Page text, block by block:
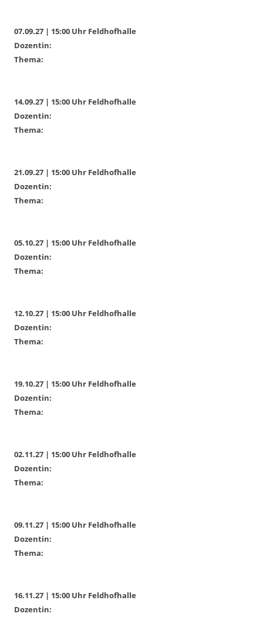
07.09.27 | 15:00 Uhr Feldhofhalle
Dozentin:
Thema:
14.09.27 | 15:00 Uhr Feldhofhalle
Dozentin:
Thema:
21.09.27 | 15:00 Uhr Feldhofhalle
Dozentin:
Thema:
05.10.27 | 15:00 Uhr Feldhofhalle
Dozentin:
Thema:
12.10.27 | 15:00 Uhr Feldhofhalle
Dozentin:
Thema:
19.10.27 | 15:00 Uhr Feldhofhalle
Dozentin:
Thema:
02.11.27 | 15:00 Uhr Feldhofhalle
Dozentin:
Thema:
09.11.27 | 15:00 Uhr Feldhofhalle
Dozentin:
Thema:
16.11.27 | 15:00 Uhr Feldhofhalle
Dozentin: